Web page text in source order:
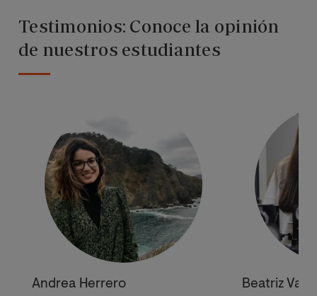
Testimonios: Conoce la opinión
de nuestros estudiantes
Andrea Herrero Beatriz